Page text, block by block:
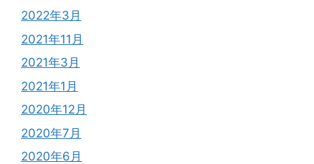
2022年3月
2021年11月
2021年3月
2021年1月
2020年12月
2020年7月
2020年6月